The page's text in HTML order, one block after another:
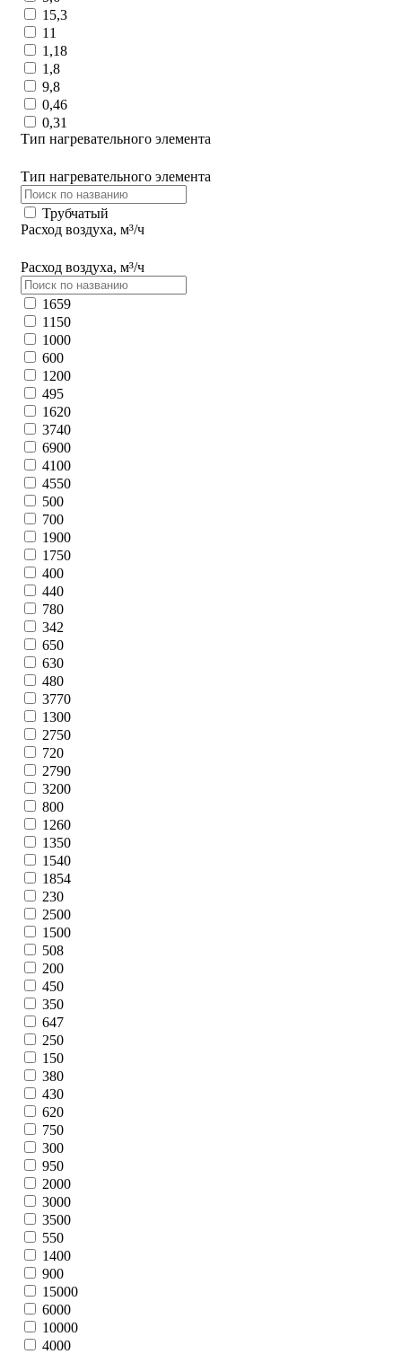
15,3
11
1,18
1,8
9,8
0,46
0,31
Тип нагревательного элемента
Тип нагревательного элемента
Трубчатый
Расход воздуха, м³/ч
Расход воздуха, м³/ч
1659
1150
1000
600
1200
495
1620
3740
6900
4100
4550
500
700
1900
1750
400
440
780
342
650
630
480
3770
1300
2750
720
2790
3200
800
1260
1350
1540
1854
230
2500
1500
508
200
450
350
647
250
150
380
430
620
750
300
950
2000
3000
3500
550
1400
900
15000
6000
10000
4000